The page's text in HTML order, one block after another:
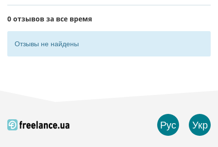
0 отзывов за все время
Отзывы не найдены
Рус Укр